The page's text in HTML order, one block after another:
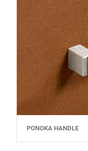
PONOKA HANDLE